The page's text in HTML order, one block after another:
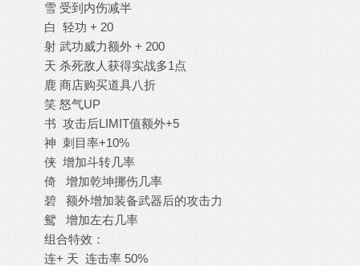
雪 受到内伤减半
白 轻功 + 20
射 武功威力额外 + 200
天 杀死敌人获得实战多1点
鹿 商店购买道具八折
笑 怒气UP
书 攻击后LIMIT值额外+5
神 刺目率+10%
侠 增加斗转几率
倚 增加乾坤挪伤几率
碧 额外增加装备武器后的攻击力
鸳 增加左右几率
组合特效：
连+ 天 连击率 50%